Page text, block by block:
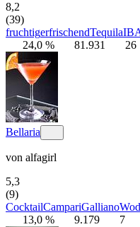
8,2
(39)
fruchtigerfrischendTequila
24,0 %
81.931 26
Bellaria
von alfagirl
5,3
(9)
CocktailCampariGalliano
13,0 %
9.179 7